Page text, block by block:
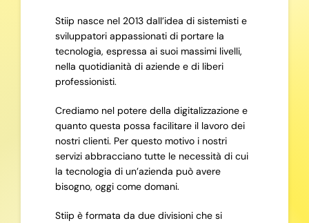
Stiip nasce nel 2013 dall’idea di sistemisti e
sviluppatori appassionati di portare la
tecnologia, espressa ai suoi massimi livelli,
nella quotidianità di aziende e di liberi
professionisti.
Crediamo nel potere della digitalizzazione e
quanto questa possa facilitare il lavoro dei
nostri clienti. Per questo motivo i nostri
servizi abbracciano tutte le necessità di cui
la tecnologia di un’azienda può avere
bisogno, oggi come domani.
Stiip è formata da due divisioni che si